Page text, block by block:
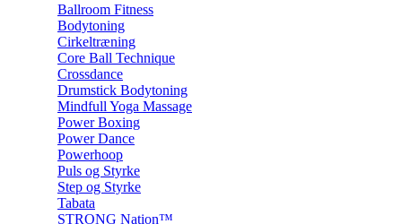
Ballroom Fitness
Bodytoning
Cirkeltræning
Core Ball Technique
Crossdance
Drumstick Bodytoning
Mindfull Yoga Massage
Power Boxing
Power Dance
Powerhoop
Puls og Styrke
Step og Styrke
Tabata
STRONG Nation™